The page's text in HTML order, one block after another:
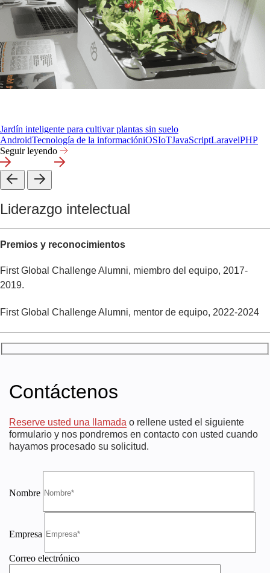
Jardín inteligente para cultivar plantas sin suelo
AndroidTecnología de la informacióniOSIoTJavaScriptLaravelPHP
Seguir leyendo
Liderazgo intelectual
Premios y reconocimientos
First Global Challenge Alumni, miembro del equipo, 2017-
2019.
First Global Challenge Alumni, mentor de equipo, 2022-2024
Contáctenos
Reserve usted una llamada o rellene usted el siguiente
formulario y nos pondremos en contacto con usted cuando
hayamos procesado su solicitud.
Nombre
Empresa
Correo electrónico